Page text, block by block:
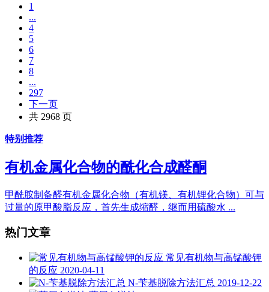
1
...
4
5
6
7
8
...
297
下一页
共 2968 页
特别推荐
有机金属化合物的酰化合成醛酮
甲酰胺制备醛有机金属化合物（有机镁、有机锂化合物）可与
过量的原甲酸脂反应，首先生成缩醛，继而用硫酸水 ...
热门文章
常见有机物与高锰酸钾
的反应 2020-04-11
N-苄基脱除方法汇总 2019-12-22